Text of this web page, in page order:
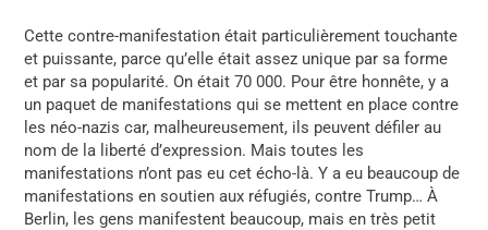
Cette contre-manifestation était particulièrement touchante
et puissante, parce qu’elle était assez unique par sa forme
et par sa popularité. On était 70 000. Pour être honnête, y a
un paquet de manifestations qui se mettent en place contre
les néo-nazis car, malheureusement, ils peuvent défiler au
nom de la liberté d’expression. Mais toutes les
manifestations n’ont pas eu cet écho-là. Y a eu beaucoup de
manifestations en soutien aux réfugiés, contre Trump… À
Berlin, les gens manifestent beaucoup, mais en très petit